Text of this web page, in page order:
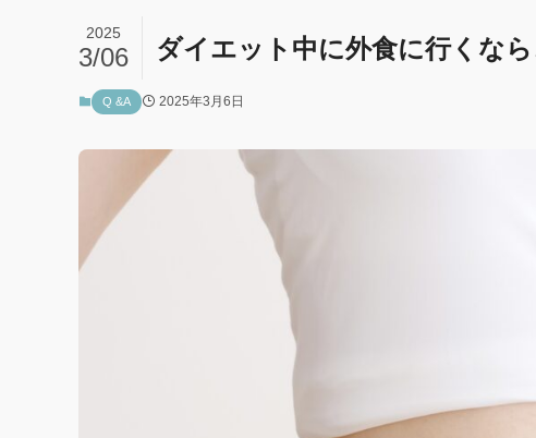
ダイエット中に外食に行くな
2025
3/06
Q &A 2025年3月6日